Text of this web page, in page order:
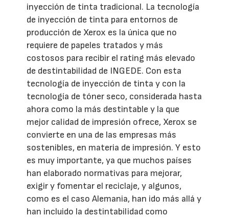
inyección de tinta tradicional. La tecnología
de inyección de tinta para entornos de
producción de Xerox es la única que no
requiere de papeles tratados y más
costosos para recibir el rating más elevado
de destintabilidad de INGEDE. Con esta
tecnología de inyección de tinta y con la
tecnología de tóner seco, considerada hasta
ahora como la más destintable y la que
mejor calidad de impresión ofrece, Xerox se
convierte en una de las empresas más
sostenibles, en materia de impresión. Y esto
es muy importante, ya que muchos países
han elaborado normativas para mejorar,
exigir y fomentar el reciclaje, y algunos,
como es el caso Alemania, han ido más allá y
han incluido la destintabilidad como